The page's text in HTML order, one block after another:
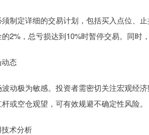
制定详细的交易计划，包括买入点位、
2%，总亏损达到10%时暂停交易。同时
态
动极为敏感。投资者需密切关注宏观经
或空仓观望，可有效规避不确定性风险。
术分析